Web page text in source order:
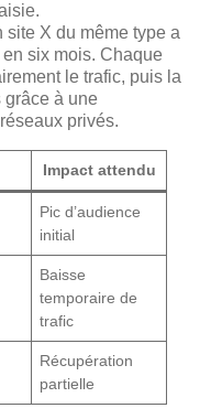
X du même type a
six mois. Chaque
le trafic, puis la
grâce à une
privés.
Impact attendu
Pic d’audience
initial
Baisse
temporaire de
trafic
Récupération
partielle